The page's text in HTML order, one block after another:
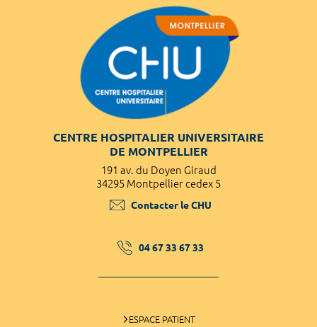
CENTRE HOSPITALIER UNIVERSITAIRE
DE MONTPELLIER
191 av. du Doyen Giraud
34295 Montpellier cedex 5
Contacter le CHU
04 67 33 67 33
ESPACE PATIENT